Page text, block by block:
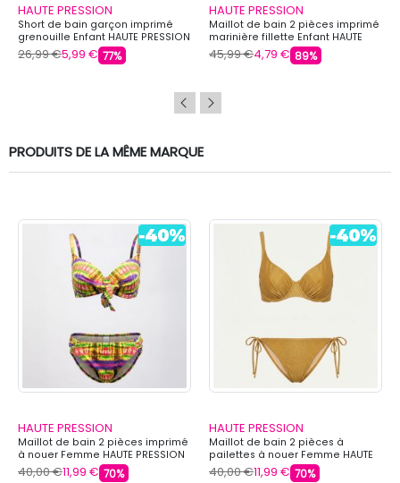
HAUTE PRESSION
Short de bain garçon imprimé
grenouille Enfant HAUTE PRESSION
26,99 €5,99 € 77%
HAUTE PRESSION
Maillot de bain 2 pièces imprimé
marinière fillette Enfant HAUTE
PRESSION
45,99 €4,79 € 89%
PRODUITS DE LA MÊME MARQUE
HAUTE PRESSION
Maillot de bain 2 pièces imprimé
à nouer Femme HAUTE PRESSION
40,00 €11,99 € 70%
HAUTE PRESSION
Maillot de bain 2 pièces à
pailettes à nouer Femme HAUTE
PRESSION
40,00 €11,99 € 70%